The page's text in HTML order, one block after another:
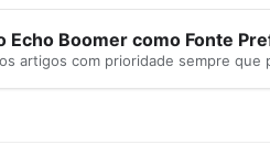
Echo Boomer como Fonte
artigos com prioridade sempre que